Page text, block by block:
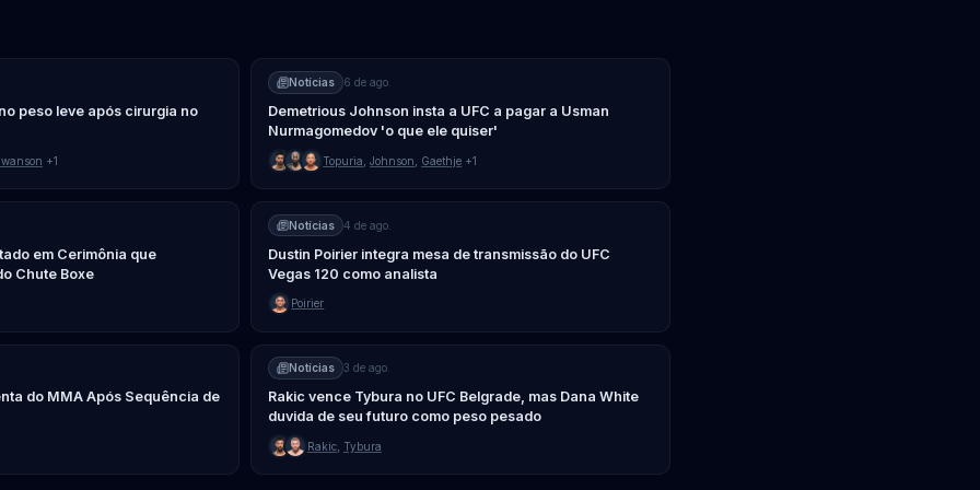
peso leve após cirurgia no
+1
Notícias 6 de ago.
Demetrious Johnson insta a UFC a pagar a Usman
Nurmagomedov 'o que ele quiser'
Topuria ,Johnson Gaethje +1
em Cerimônia que
Chute Boxe
Notícias 4 de ago.
Dustin Poirier integra mesa de transmissão do UFC
Vegas 120 como analista
Poirier
do MMA Após Sequência de
Notícias 3 de ago.
Rakic vence Tybura no UFC Belgrade, mas Dana White
duvida de seu futuro como peso pesado
Rakic, Tybura